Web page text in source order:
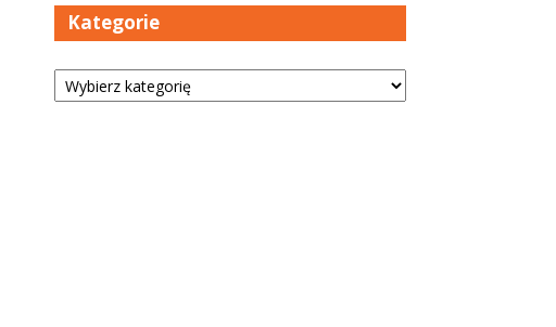
Kategorie
Kategorie